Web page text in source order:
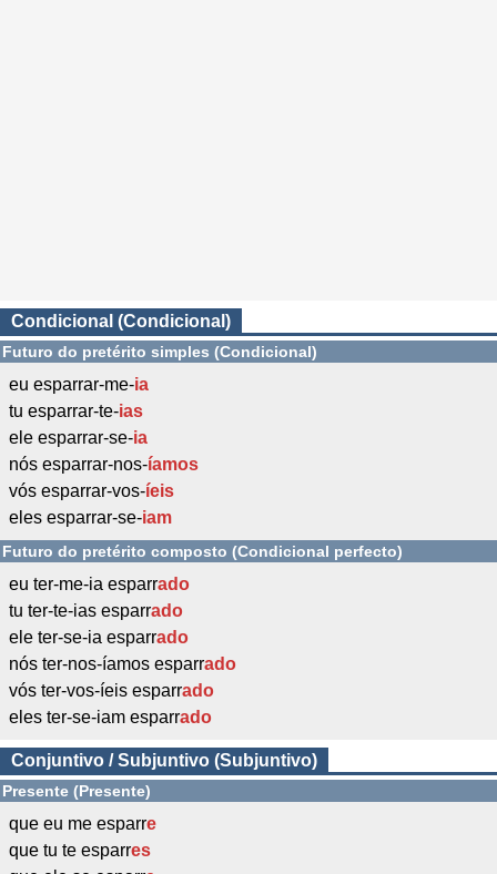
Condicional (Condicional)
Futuro do pretérito simples (Condicional)
eu esparrar-me-ia
tu esparrar-te-ias
ele esparrar-se-ia
nós esparrar-nos-íamos
vós esparrar-vos-íeis
eles esparrar-se-iam
Futuro do pretérito composto (Condicional perfecto)
eu ter-me-ia esparrado
tu ter-te-ias esparrado
ele ter-se-ia esparrado
nós ter-nos-íamos esparrado
vós ter-vos-íeis esparrado
eles ter-se-iam esparrado
Conjuntivo / Subjuntivo (Subjuntivo)
Presente (Presente)
que eu me esparre
que tu te esparres